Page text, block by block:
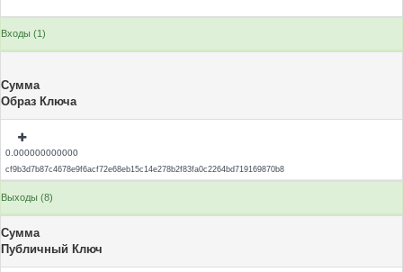
Входы (1)
Сумма
Образ Ключа
0.000000000000
cf9b3d7b87c4678e9f6acf72e68eb15c14e278b2f83fa0c2264bd719169870b8
Выходы (8)
Сумма
Публичный Ключ